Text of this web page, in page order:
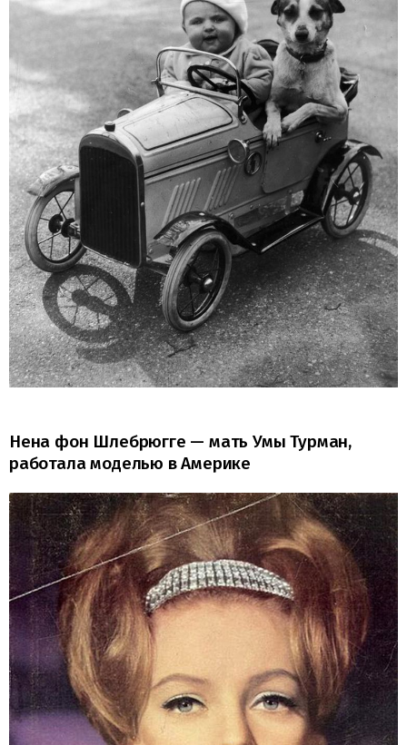
Нена фон Шлебрюгге — мать Умы Турман,
работала моделью в Америке